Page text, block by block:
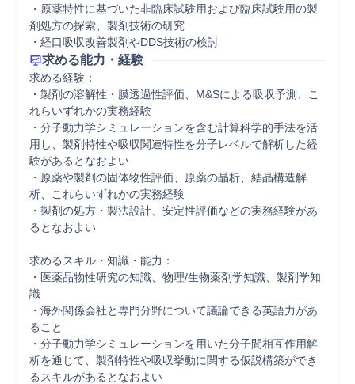
・原薬特性に基づいた非臨床試験用および臨床試験用の製
剤処方の探索、製剤技術の研究
・経口吸収改善製剤やDDS技術の検討
求める能力・経験
求める経験：
・製剤の溶解性・膜透過性評価、M&Sによる吸収予測、こ
れらいずれかの実務経験
・分子動力学シミュレーションを含む計算科学的手法を活
用し、製剤特性や吸収関連特性を分子レベルで解析した経
験があるとなおよい
・原薬や製剤の固体物性評価、原薬の晶析、結晶構造解
析、これらいずれかの実務経験
・製剤の処方・製法設計、安定性評価などの実務経験があ
るとなおよい
求めるスキル・知識・能力：
・医薬品物性研究の知識、物理/生物薬剤学知識、製剤学知
識
・海外関係会社と専門分野について議論できる英語力があ
ること
・分子動力学シミュレーションを用いた分子間相互作用解
析を通じて、製剤特性や吸収挙動に関する仮説構築ができ
るスキルがあるとなおよい